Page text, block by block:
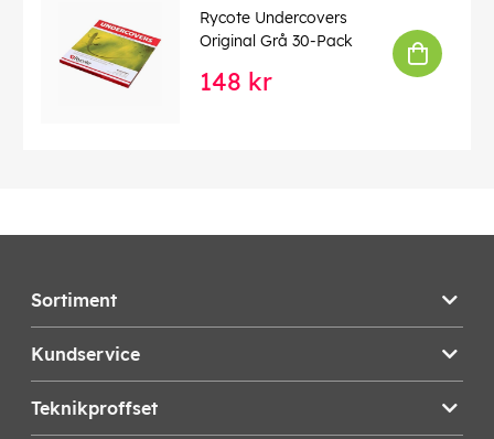
Rycote Undercovers
Original Grå 30-Pack
148 kr
Sortiment
Kundservice
Teknikproffset